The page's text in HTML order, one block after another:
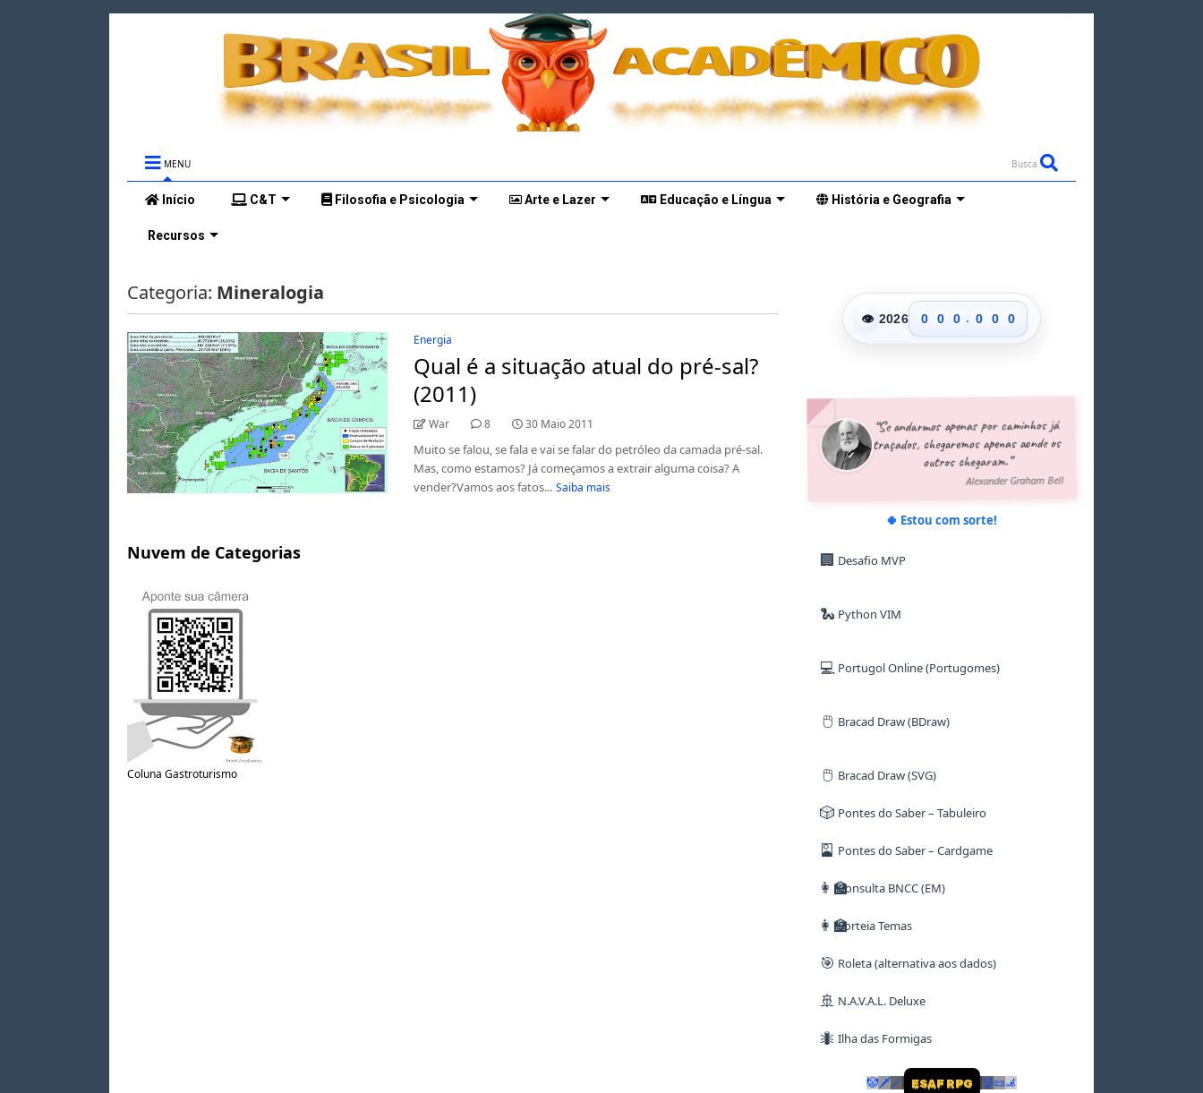
MENU Busca
Início C&T Filosofia e Psicologia Arte e Lazer Educação e Língua História e Geografia
Recursos
Categoria: Mineralogia
Energia
Qual é a situação atual do pré-sal?
(2011)
War 8 30 Maio 2011
Muito se falou, se fala e vai se falar do petróleo da camada pré-sal.
Mas, como estamos? Já começamos a extrair alguma coisa? A
vender?Vamos aos fatos... Saiba mais
Nuvem de Categorias
Coluna Gastroturismo
👁 2026
0
1
6
7
8
0
1
6
7
8
0
1
6
7
8
. 0
1
6
7
8
9
0
1
6
7
8
9
0
1
6
7
8
9
“Se andarmos apenas por caminhos já
traçados, chegaremos apenas aonde os
outros chegaram.”
Alexander Graham Bell
🍀 Estou com sorte!
🏢 Desafio MVP
🐍 Python VIM
💻 Portugol Online (Portugomes)
🖱️ Bracad Draw (BDraw)
🖱️ Bracad Draw (SVG)
🎲 Pontes do Saber – Tabuleiro
🎴 Pontes do Saber – Cardgame
👩‍🏫Consulta BNCC (EM)
👩‍🏫Sorteia Temas
🎯 Roleta (alternativa aos dados)
🚢 N.A.V.A.L. Deluxe
🐜 Ilha das Formigas
🤡🗡🪄 ESAF RPG 👹📜🦼